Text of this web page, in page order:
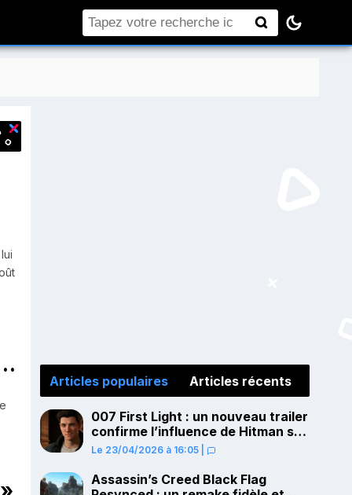
Rechercher
Articles populaires Articles récents
007 First Light : un nouveau trailer
confirme l’influence de Hitman sur
le gameplay
Le 23/04/2026 à 16:05
Assassin’s Creed Black Flag